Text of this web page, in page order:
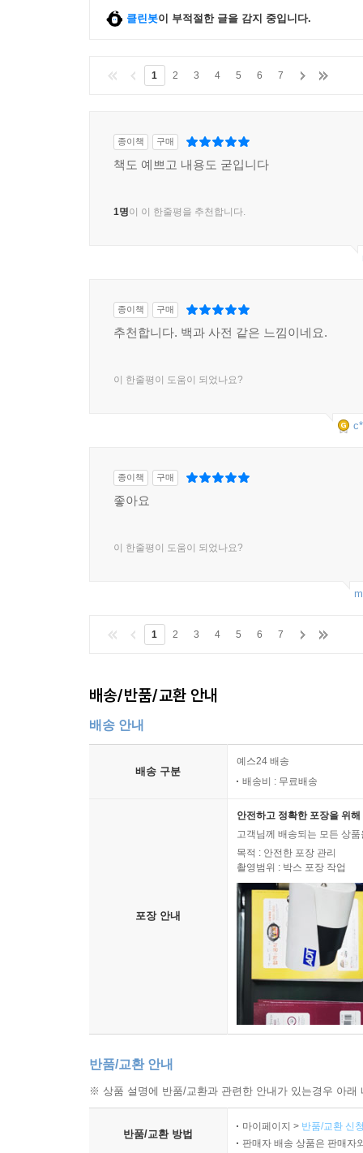
클린봇이 부적절한 글을 감지 중입니다.
1 2 3 4 5 6 7
종이책 구매
책도 예쁘고 내용도 굳입니다
1명이 이 한줄평을 추천합니다.
종이책 구매
추천합니다. 백과 사전 같은 느낌이네요.
이 한줄평이 도움이 되었나요?
종이책 구매
좋아요
이 한줄평이 도움이 되었나요?
1 2 3 4 5 6 7
배송/반품/교환 안내
배송 안내
배송 구분
예스24 배송
배송비 : 무료배송
포장 안내
안전하고 정확한 포장을 위
고객님께 배송되는 모든 상
목적 : 안전한 포장 관리
촬영범위 : 박스 포장 작업
반품/교환 안내
※ 상품 설명에 반품/교환과 관련한 안내가 있는경우 아
반품/교환 방법
마이페이지 > 반품/교환 신
판매자 배송 상품은 판매자